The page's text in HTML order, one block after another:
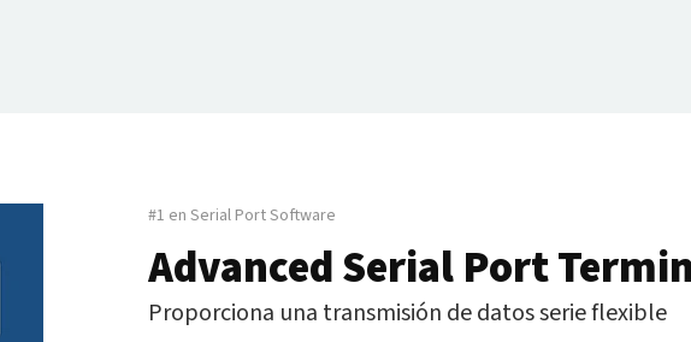
#1 en Serial Port Software
Advanced Serial Port
Proporciona una transmisión de datos serie flexible